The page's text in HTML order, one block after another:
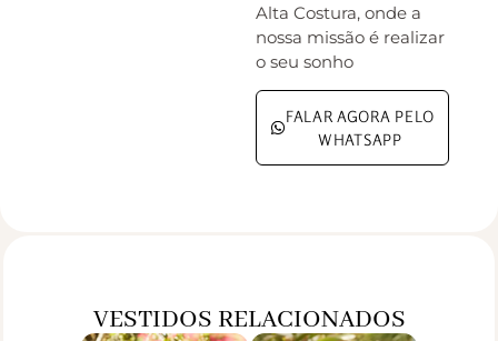
Alta Costura, onde a
nossa missão é realizar
o seu sonho
FALAR AGORA PELO
WHATSAPP
VESTIDOS RELACIONADOS